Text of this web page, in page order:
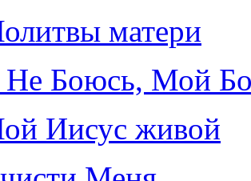
матери
Боюсь, Мой
Иисус живой